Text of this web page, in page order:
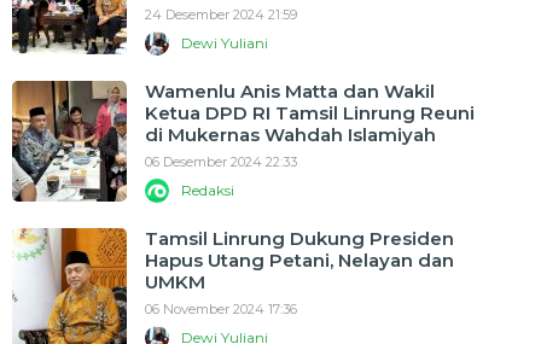
24 Desember 2024 21:59
Dewi Yuliani
Wamenlu Anis Matta dan Wakil
Ketua DPD RI Tamsil Linrung Reuni
di Mukernas Wahdah Islamiyah
06 Desember 2024 22:33
Redaksi
Tamsil Linrung Dukung Presiden
Hapus Utang Petani, Nelayan dan
UMKM
06 November 2024 17:36
Dewi Yuliani